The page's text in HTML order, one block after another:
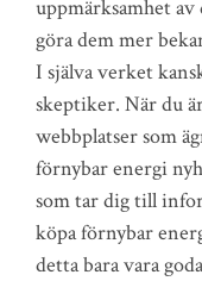
uppmärksamhet
göra dem mer
I själva verket
skeptiker. När du
webbplatser som
förnybar energi
som tar dig till
köpa förnybar
detta bara vara